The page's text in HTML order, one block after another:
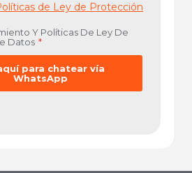
de Ley de Protección
Y Políticas De Ley De
Datos *
para chatear vía
WhatsApp